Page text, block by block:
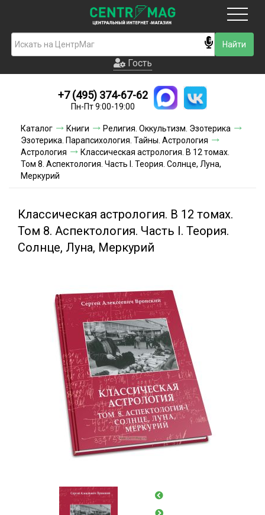
Гость
Новинки
Условия доставки
Условия оплаты
Гость
+7 (495) 374-67-62
Пн-Пт 9:00-19:00
Каталог Книги
Религия. Оккультизм. Эзотерика
Эзотерика. Парапсихология. Тайны. Астрология
Астрология
Классическая астрология. В 12 томах.
Том 8. Аспектология. Часть I. Теория. Солнце, Луна,
Меркурий
Классическая астрология. В 12 томах.
Том 8. Аспектология. Часть I. Теория.
Солнце, Луна, Меркурий